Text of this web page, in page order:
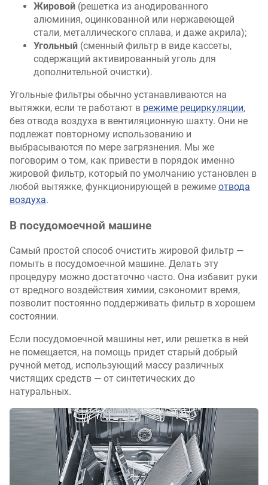
Жировой (решетка из анодированного
алюминия, оцинкованной или нержавеющей
стали, металлического сплава, и даже акрила);
Угольный (сменный фильтр в виде кассеты,
содержащий активированный уголь для
дополнительной очистки).
Угольные фильтры обычно устанавливаются на
вытяжки, если те работают в режиме рециркуляции,
без отвода воздуха в вентиляционную шахту. Они не
подлежат повторному использованию и
выбрасываются по мере загрязнения. Мы же
поговорим о том, как привести в порядок именно
жировой фильтр, который по умолчанию установлен в
любой вытяжке, функционирующей в режиме отвода
воздуха.
В посудомоечной машине
Самый простой способ очистить жировой фильтр —
помыть в посудомоечной машине. Делать эту
процедуру можно достаточно часто. Она избавит руки
от вредного воздействия химии, сэкономит время,
позволит постоянно поддерживать фильтр в хорошем
состоянии.
Если посудомоечной машины нет, или решетка в ней
не помещается, на помощь придет старый добрый
ручной метод, использующий массу различных
чистящих средств — от синтетических до
натуральных.